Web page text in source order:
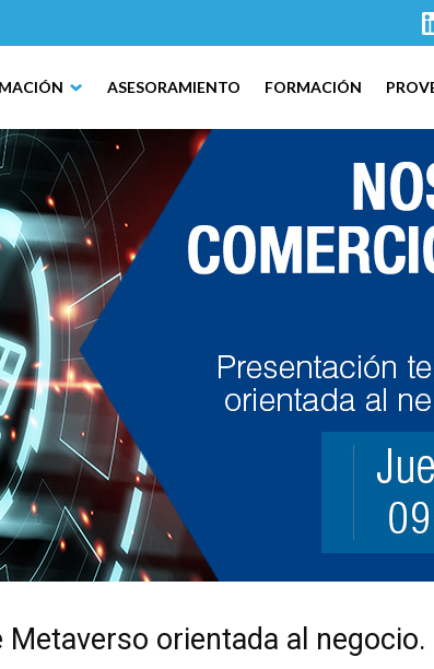
ASESORAMIENTO FORMACIÓN
orientada al